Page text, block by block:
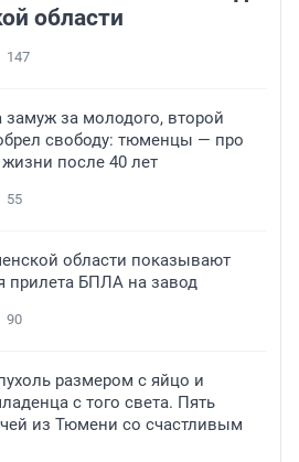
области
147
за молодого, второй
свободу: тюменцы — про
после 40 лет
55
области показывают
прилета БПЛА на завод
90
размером с яйцо и
с того света. Пять
из Тюмени со счастливым